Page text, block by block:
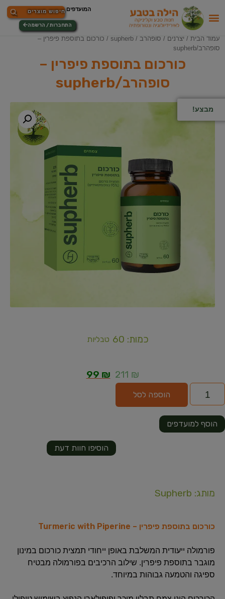
התחברות / הרשמה
עמוד הבית / יצרנים / סופהרב / supherb
/ כורכום בתוספת פיפרין –
סופהרב/supherb
כורכום בתוספת פיפרין –
סופהרב/supherb
מבצע!
כמות: 60 טבליות
211 ₪
99 ₪
הוספה לסל
הוסיפו חוות דעת
הוסף למועדפים
מותג: Supherb
כורכום בתוספת פיפרין – Turmeric with Piperine
פורמולה ייעודית המשלבת באופן ייחודי תמצית כורכום במינון
מוגבר בתוספת פיפרין. שילוב הרכיבים בפורמולה מבטיח
ספיגה והטמעה גבוהות במיוחד.